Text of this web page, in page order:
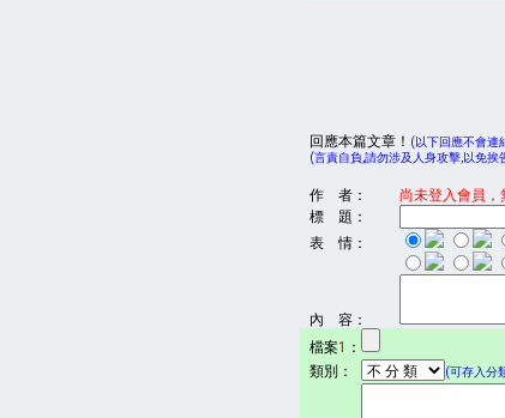
回應本篇文章！ (以下回應不會連
(言責自負,請勿涉及人身攻擊,以免挨
作 者：
尚未登入會員，
標 題：
表 情：
內 容：
檔案1 ：
類別：
(可存入分